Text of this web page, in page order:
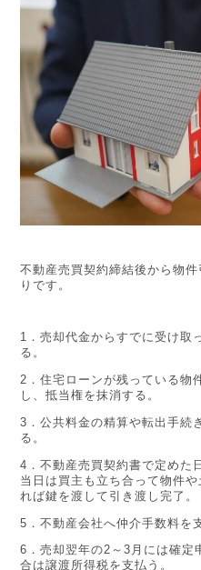
不動産売買契約締結後から物
りです。
1．売却代金からすでに受け取
る。
2．住宅ローンが残っている物
し、抵当権を抹消する。
3．公共料金の精算や転出手続
る。
4．不動産売買契約書で定めた
当日は買主も立ち合って物件
れば鍵を渡して引き渡し完了。
5．不動産会社へ仲介手数料を
6．売却翌年の2～3月には確定
合は譲渡所得税を支払う。